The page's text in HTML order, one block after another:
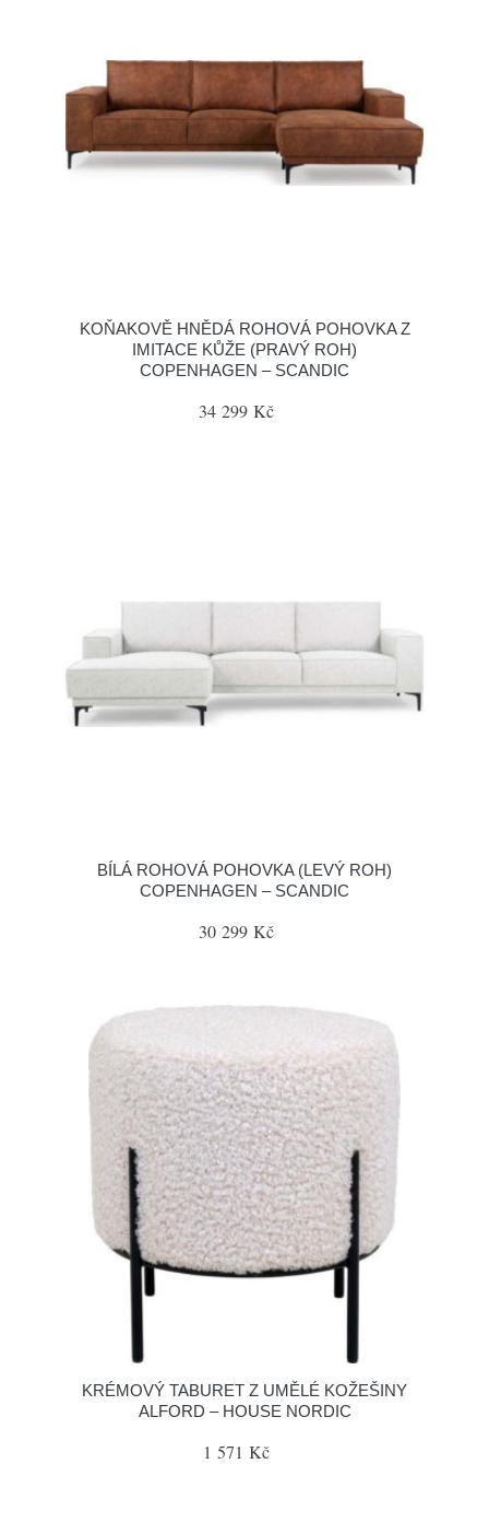
KOŇAKOVĚ HNĚDÁ ROHOVÁ POHOVKA Z
IMITACE KŮŽE (PRAVÝ ROH)
COPENHAGEN – SCANDIC
34 299 Kč
BÍLÁ ROHOVÁ POHOVKA (LEVÝ ROH)
COPENHAGEN – SCANDIC
30 299 Kč
KRÉMOVÝ TABURET Z UMĚLÉ KOŽEŠINY
ALFORD – HOUSE NORDIC
1 571 Kč